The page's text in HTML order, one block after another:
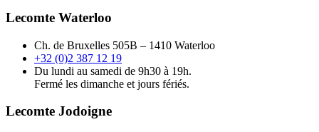
Lecomte Waterloo
Ch. de Bruxelles 505B – 1410 Waterloo
+32 (0)2 387 12 19
Du lundi au samedi de 9h30 à 19h.
Fermé les dimanche et jours fériés.
Lecomte Jodoigne